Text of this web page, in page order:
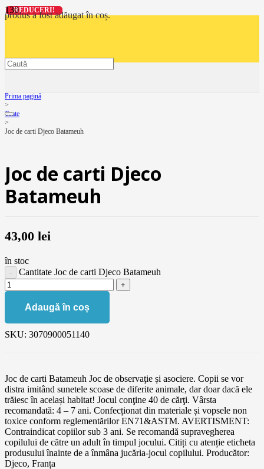
produsa fost adăugat în coș.
Prima pagină
>
Toate
>
Joc de carti Djeco Batameuh
Joc de carti Djeco
Batameuh
43,00 lei
în stoc
Cantitate Joc de carti Djeco Batameuh
Adaugă în coș
SKU: 3070900051140
Joc de carti Batameuh Joc de observaţie și asociere. Copii se vor
distra imitând sunetele scoase de diferite animale, dar doar dacă ele
trăiesc în același habitat! Jocul conţine 40 de cărţi. Vârsta
recomandată: 4 – 7 ani. Confecționat din materiale și vopsele non
toxice conform reglementărilor EN71&ASTM. AVERTISMENT:
Contraindicat copiilor sub 3 ani. Se recomandă supravegherea
copilului de către un adult în timpul jocului. Citiți cu atenție eticheta
produsului înainte de a înmâna jucăria-jocul copilului. Producător:
Djeco, Franța
REDUCERI!
REDUCERI!
REDUCERI!
REDUCERI!